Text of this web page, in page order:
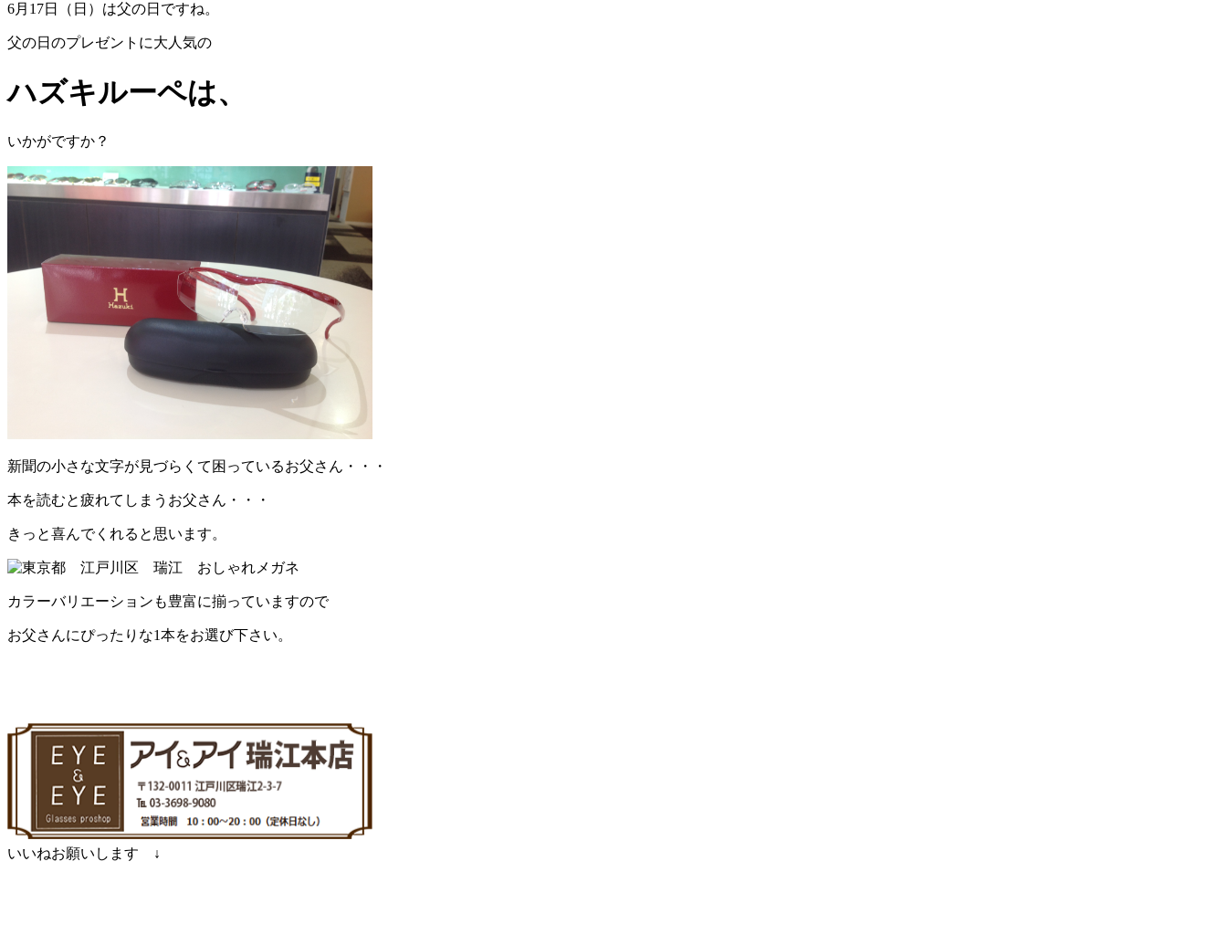
6月17日（日）は父の日ですね。
父の日のプレゼントに大人気の
ハズキルーペは、
いかがですか？
新聞の小さな文字が見づらくて困っているお父さん・・・
本を読むと疲れてしまうお父さん・・・
きっと喜んでくれると思います。
カラーバリエーションも豊富に揃っていますので
お父さんにぴったりな1本をお選び下さい。
いいねお願いします ↓